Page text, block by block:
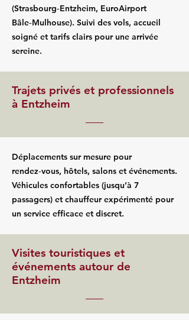
(Strasbourg‑Entzheim, EuroAirport
Bâle‑Mulhouse). Suivi des vols, accueil
soigné et tarifs clairs pour une arrivée
sereine.
Trajets privés et professionnels
à Entzheim
Déplacements sur mesure pour
rendez‑vous, hôtels, salons et événements.
Véhicules confortables (jusqu’à 7
passagers) et chauffeur expérimenté pour
un service efficace et discret.
Visites touristiques et
événements autour de
Entzheim